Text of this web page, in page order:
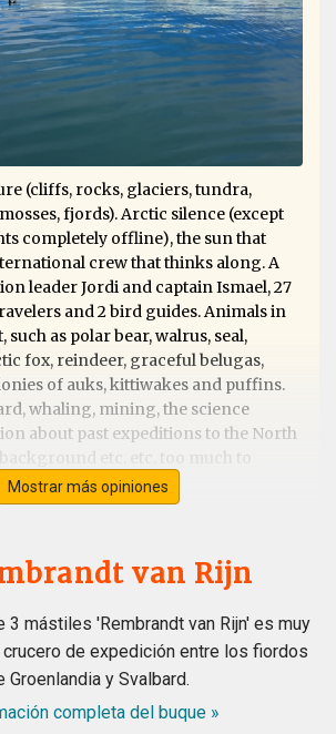
(cliffs, rocks, glaciers, tundra,
Arctic silence (except
completely offline), the sun that
crew that thinks along. A
leader Jordi and captain Ismael, 27
and 2 bird guides. Animals in
as polar bear, walrus, seal,
fox, reindeer, graceful belugas,
of auks, kittiwakes and puffins.
whaling, mining, the science
about past expeditions to the North
etc. etc. too much to
and good weather!
trip/guides/ship/wildlife
Ártico
lifetime trip to Svalbard. We picked the
wanted a small boat
than luxery and wildlife and outdoor
Mostrar más opiniones
van Rijn
3 mástiles 'Rembrandt van Rijn' es muy
crucero de expedición entre los fiordos
Groenlandia y Svalbard.
completa del buque »